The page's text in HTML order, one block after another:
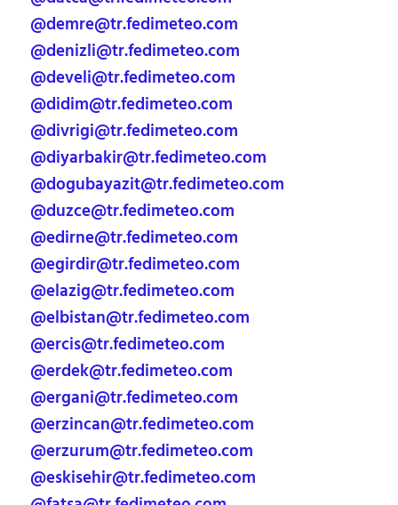
@demre@tr.fedimeteo.com
@denizli@tr.fedimeteo.com
@develi@tr.fedimeteo.com
@didim@tr.fedimeteo.com
@divrigi@tr.fedimeteo.com
@diyarbakir@tr.fedimeteo.com
@dogubayazit@tr.fedimeteo.com
@duzce@tr.fedimeteo.com
@edirne@tr.fedimeteo.com
@egirdir@tr.fedimeteo.com
@elazig@tr.fedimeteo.com
@elbistan@tr.fedimeteo.com
@ercis@tr.fedimeteo.com
@erdek@tr.fedimeteo.com
@ergani@tr.fedimeteo.com
@erzincan@tr.fedimeteo.com
@erzurum@tr.fedimeteo.com
@eskisehir@tr.fedimeteo.com